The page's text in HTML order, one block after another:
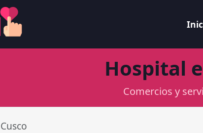
Hospital
Comercios y
Cusco